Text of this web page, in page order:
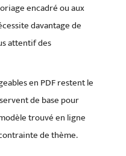
encadré ou aux
davantage de
attentif des
en PDF restent le
de base pour
trouvé en ligne
de thème.